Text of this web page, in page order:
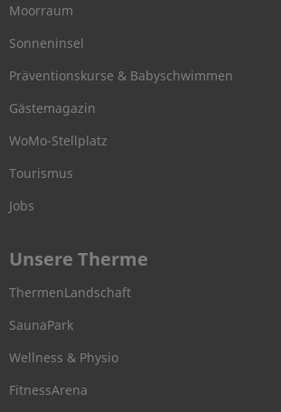
Moorraum
Sonneninsel
Präventionskurse & Babyschwimmen
Gästemagazin
WoMo-Stellplatz
Tourismus
Jobs
Unsere Therme
ThermenLandschaft
SaunaPark
Wellness & Physio
FitnessArena